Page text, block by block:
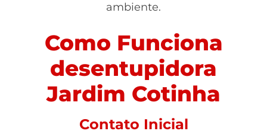
ambiente.
Como Funciona
desentupidora
Jardim Cotinha
Contato Inicial